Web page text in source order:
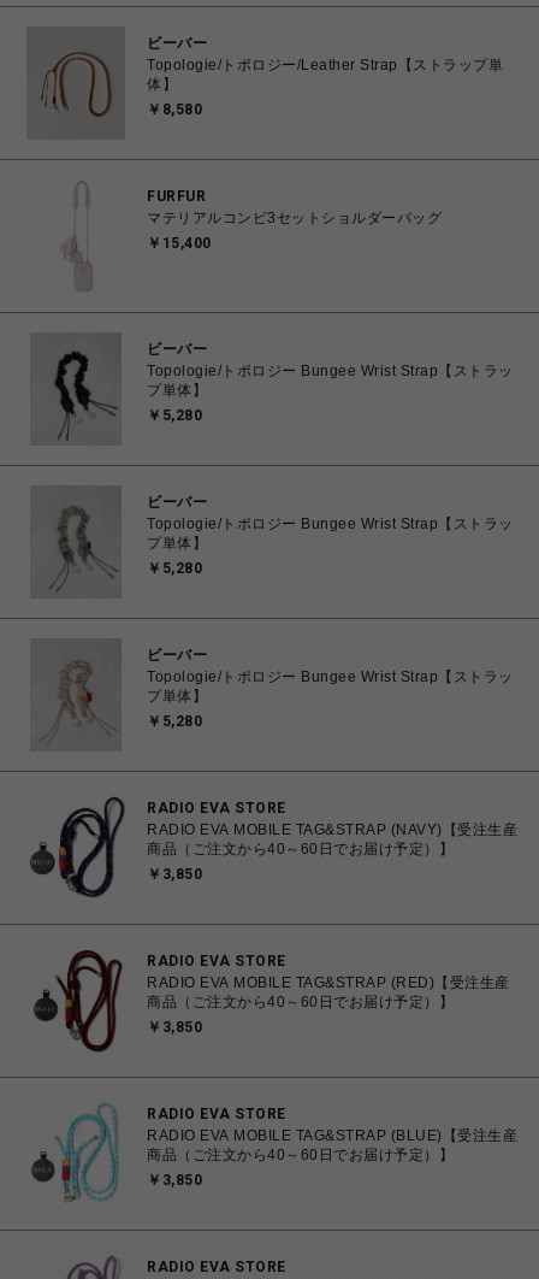
ビーバー
Topologie/トポロジー/Leather Strap【ストラップ単
体】
￥8,580
FURFUR
マテリアルコンビ3セットショルダーバッグ
￥15,400
ビーバー
Topologie/トポロジー Bungee Wrist Strap【ストラッ
プ単体】
￥5,280
ビーバー
Topologie/トポロジー Bungee Wrist Strap【ストラッ
プ単体】
￥5,280
ビーバー
Topologie/トポロジー Bungee Wrist Strap【ストラッ
プ単体】
￥5,280
RADIO EVA STORE
RADIO EVA MOBILE TAG&STRAP (NAVY)【受注生産
商品（ご注文から40～60日でお届け予定）】
￥3,850
RADIO EVA STORE
RADIO EVA MOBILE TAG&STRAP (RED)【受注生産
商品（ご注文から40～60日でお届け予定）】
￥3,850
RADIO EVA STORE
RADIO EVA MOBILE TAG&STRAP (BLUE)【受注生産
商品（ご注文から40～60日でお届け予定）】
￥3,850
RADIO EVA STORE